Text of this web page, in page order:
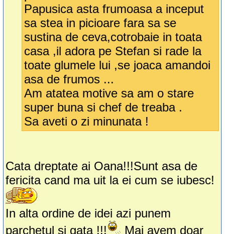
Papusica asta frumoasa a inceput
sa stea in picioare fara sa se
sustina de ceva,cotrobaie in toata
casa ,il adora pe Stefan si rade la
toate glumele lui ,se joaca amandoi
asa de frumos ...
Am atatea motive sa am o stare
super buna si chef de treaba .
Sa aveti o zi minunata !
Cata dreptate ai Oana!!!Sunt asa de
fericita cand ma uit la ei cum se iubesc!
In alta ordine de idei azi punem
parchetul si gata !!!
Mai avem doar